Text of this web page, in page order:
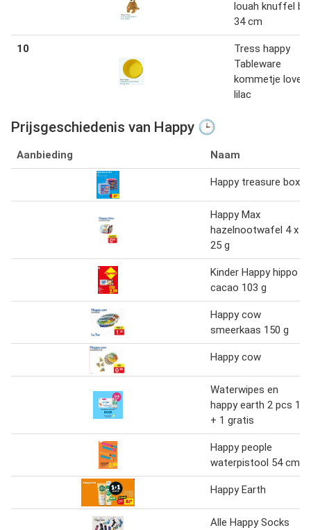
louah knuffel
34 cm
10
Tress happy
Tableware
kommetje lovely
lilac
Prijsgeschiedenis van Happy 🕒
Aanbieding Naam
Happy treasure box
Happy Max
hazelnootwafel 4 x
25 g
Kinder Happy hippo
cacao 103 g
Happy cow
smeerkaas 150 g
Happy cow
Waterwipes en
happy earth 2 pcs 1
+ 1 gratis
Happy people
waterpistool 54 cm
Happy Earth
Alle Happy Socks